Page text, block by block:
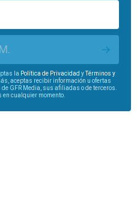
la Política de Privacidad yTérminos y
aceptas recibir información u ofertas
GFR Media, sus afiliadas o de terceros.
en cualquier momento.